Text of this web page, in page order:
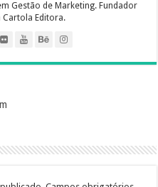
Gestão de Marketing. Fundador
Cartola Editora.